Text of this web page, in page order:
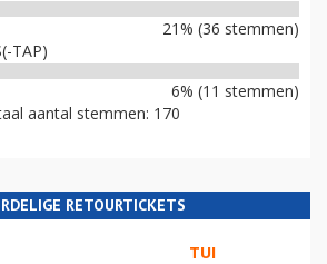
21% (36 stemmen)
TAP)
6% (11 stemmen)
aantal stemmen: 170
RETOURTICKETS
TUI